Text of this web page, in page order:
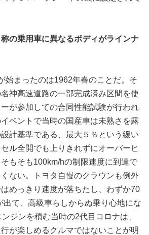
の乗用車に異なるボディがラインナ
始まったのは1962年春のことだ。そ
神高速道路の一部完成済み区間を使
が参加しての合同性能試験が行われ
ベントで当時の国産車は未熟さを露
計基準である、最大５％という緩い
セル全開でも上りきれずにオーバーヒ
もそも100km/hの制限速度に到達で
ない。トヨタ自慢のクラウンも例外
めっきり速度が落ちたし、わずか70
出て、高級車らしからぬ乗り心地にな
ジンを積む当時の2代目コロナは、
が楽しめるクルマではないことが明